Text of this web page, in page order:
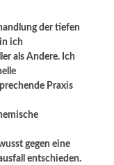
der tiefen
ich
als Andere. Ich
Praxis
gegen eine
entschieden.